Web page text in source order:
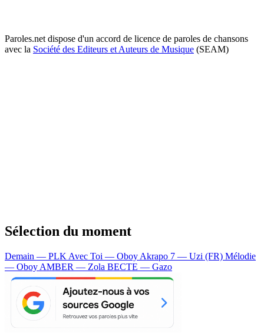
Paroles.net dispose d'un accord de licence de paroles de chansons
avec la Société des Editeurs et Auteurs de Musique (SEAM)
Sélection du moment
Demain — PLK Avec Toi — Oboy Akrapo 7 — Uzi (FR) Mélodie
— Oboy AMBER — Zola BECTE — Gazo